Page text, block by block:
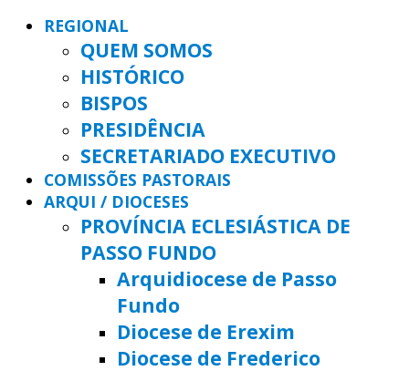
REGIONAL
QUEM SOMOS
HISTÓRICO
BISPOS
PRESIDÊNCIA
SECRETARIADO EXECUTIVO
COMISSÕES PASTORAIS
ARQUI / DIOCESES
PROVÍNCIA ECLESIÁSTICA DE
PASSO FUNDO
Arquidiocese de Passo
Fundo
Diocese de Erexim
Diocese de Frederico